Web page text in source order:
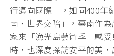
行邁向國際」，如同400年
南・世界交陪」，臺南作
家來「漁光島藝術季」感
時，也深度探訪安平的美